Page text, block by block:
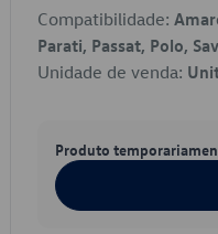
Compatibilidade:
Parati, Passat, Polo,
Unidade de venda:
Produto